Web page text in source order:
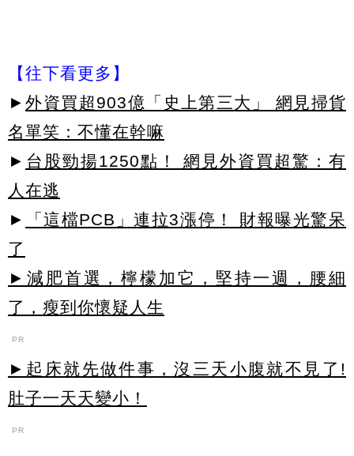
【往下看更多】
► 外資買超903億「史上第三大」 網見掃貨
名單笑：不懂在幹嘛
► 台股勁揚1250點！ 網見外資買超驚：有
人在逃
►
「這檔PCB」連拉3漲停！ 財報曝光驚呆
了
►減肥首選，檸檬加它，堅持一週，腰細
了，瘦到你懷疑人生
PR
►起床就先做件事，沒三天小腹就不見了!
肚子一天天變小！
PR